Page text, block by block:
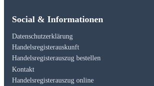
Social & Informationen
Datenschutzerklärung
Handelsregisterauskunft
Handelsregisterauszug bestellen
Kontakt
Handelsregisterauszug online